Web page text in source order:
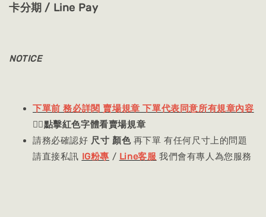
卡分期 / Line Pay
NOTICE
下單前 務必詳閱 賣場規章 下單代表同意所有規章內容
👈🏻點擊紅色字體看賣場規章
請務必確認好 尺寸 顏色再下單 有任何尺寸上的問題
請直接私訊 IG粉專 / Line客服 我們會有專人為您服務